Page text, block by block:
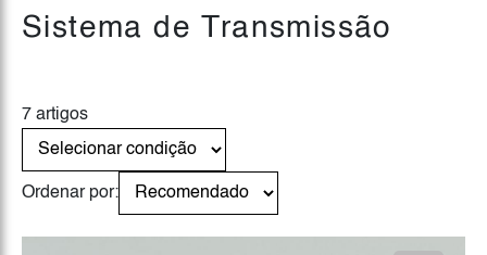
Sistema de Transmissão
7 artigos
Ordenar por: